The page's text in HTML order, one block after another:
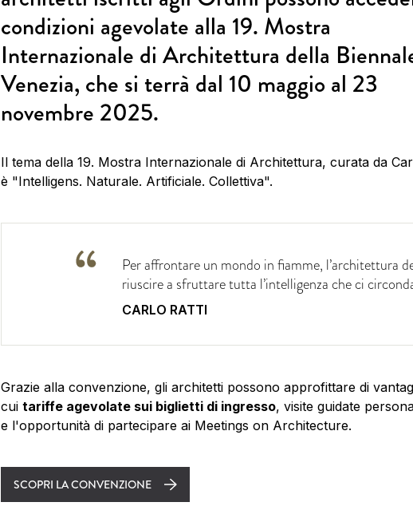
condizioni agevolate alla 19. Mostra
Internazionale di Architettura della
Venezia, che si terrà dal 10 maggio al 23
novembre 2025.
Il tema della 19. Mostra Internazionale di Architettura, curata da
è "Intelligens. Naturale. Artificiale. Collettiva".
Per affrontare un mondo in fiamme, l’architettura
riuscire a sfruttare tutta l’intelligenza che ci
CARLO RATTI
Grazie alla convenzione, gli architetti possono approfittare di
cui tariffe agevolate sui biglietti di ingresso, visite guidate
e l'opportunità di partecipare ai Meetings on Architecture.
SCOPRI LA CONVENZIONE